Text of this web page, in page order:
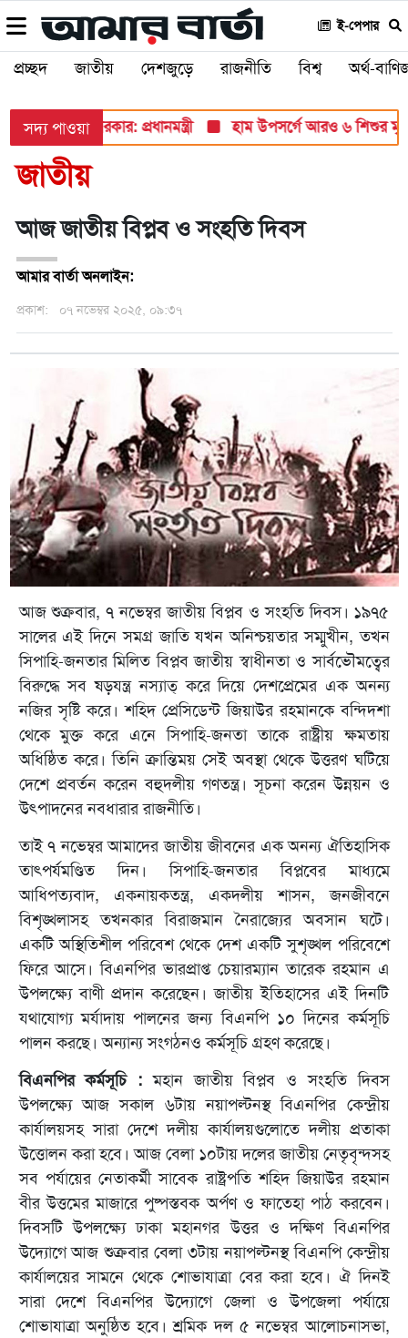
ই-পেপার
প্রচ্ছদ জাতীয় দেশজুড়ে রাজনীতি বিশ্ব অর্থ-
সদ্য পাওয়া
তুলে ধরবে সরকার: প্রধানমন্ত্রী হাম উপসর্গে আরও ৬ শিশুর মৃত্যু,
জাতীয়
আজ জাতীয় বিপ্লব ও সংহতি দিবস
আমার বার্তা অনলাইন:
প্রকাশ: ০৭ নভেম্বর ২০২৫, ০৯:৩৭
আজ শুক্রবার, ৭ নভেম্বর জাতীয় বিপ্লব ও সংহতি দিবস। ১৯৭৫
সালের এই দিনে সমগ্র জাতি যখন অনিশ্চয়তার সম্মুখীন, তখন
সিপাহি-জনতার মিলিত বিপ্লব জাতীয় স্বাধীনতা ও সার্বভৌমত্বের
বিরুদ্ধে সব ষড়যন্ত্র নস্যাত্ করে দিয়ে দেশপ্রেমের এক অনন্য
নজির সৃষ্টি করে। শহিদ প্রেসিডেন্ট জিয়াউর রহমানকে বন্দিদশা
থেকে মুক্ত করে এনে সিপাহি-জনতা তাকে রাষ্ট্রীয় ক্ষমতায়
অধিষ্ঠিত করে। তিনি ক্রান্তিময় সেই অবস্থা থেকে উত্তরণ ঘটিয়ে
দেশে প্রবর্তন করেন বহুদলীয় গণতন্ত্র। সূচনা করেন উন্নয়ন ও
উত্পাদনের নবধারার রাজনীতি।
তাই ৭ নভেম্বর আমাদের জাতীয় জীবনের এক অনন্য ঐতিহাসিক
তাত্পর্যমণ্ডিত দিন। সিপাহি-জনতার বিপ্লবের মাধ্যমে
আধিপত্যবাদ, একনায়কতন্ত্র, একদলীয় শাসন, জনজীবনে
বিশৃঙ্খলাসহ তখনকার বিরাজমান নৈরাজ্যের অবসান ঘটে।
একটি অস্থিতিশীল পরিবেশ থেকে দেশ একটি সুশৃঙ্খল পরিবেশে
ফিরে আসে। বিএনপির ভারপ্রাপ্ত চেয়ারম্যান তারেক রহমান এ
উপলক্ষ্যে বাণী প্রদান করেছেন। জাতীয় ইতিহাসের এই দিনটি
যথাযোগ্য মর্যাদায় পালনের জন্য বিএনপি ১০ দিনের কর্মসূচি
পালন করছে। অন্যান্য সংগঠনও কর্মসূচি গ্রহণ করেছে।
বিএনপির কর্মসূচি : মহান জাতীয় বিপ্লব ও সংহতি দিবস
উপলক্ষ্যে আজ সকাল ৬টায় নয়াপল্টনস্থ বিএনপির কেন্দ্রীয়
কার্যালয়সহ সারা দেশে দলীয় কার্যালয়গুলোতে দলীয় প্রতাকা
উত্তোলন করা হবে। আজ বেলা ১০টায় দলের জাতীয় নেতৃবৃন্দসহ
সব পর্যায়ের নেতাকর্মী সাবেক রাষ্ট্রপতি শহিদ জিয়াউর রহমান
বীর উত্তমের মাজারে পুষ্পস্তবক অর্পণ ও ফাতেহা পাঠ করবেন।
দিবসটি উপলক্ষ্যে ঢাকা মহানগর উত্তর ও দক্ষিণ বিএনপির
উদ্যোগে আজ শুক্রবার বেলা ৩টায় নয়াপল্টনস্থ বিএনপি কেন্দ্রীয়
কার্যালয়ের সামনে থেকে শোভাযাত্রা বের করা হবে। ঐ দিনই
সারা দেশে বিএনপির উদ্যোগে জেলা ও উপজেলা পর্যায়ে
শোভাযাত্রা অনুষ্ঠিত হবে। শ্রমিক দল ৫ নভেম্বর আলোচনাসভা,